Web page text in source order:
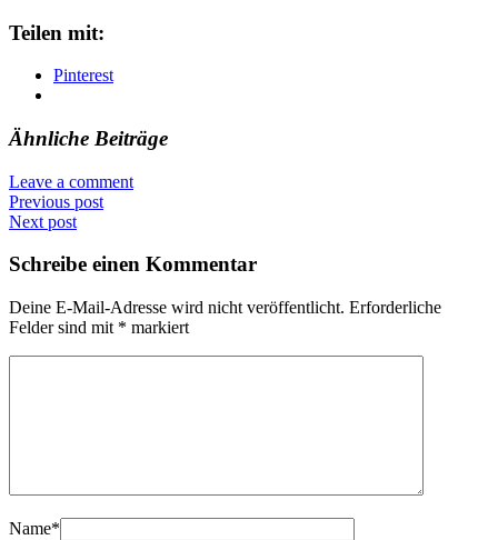
Teilen mit:
Pinterest
Ähnliche Beiträge
Leave a comment
Previous post
Next post
Schreibe einen Kommentar
Deine E-Mail-Adresse wird nicht veröffentlicht. Erforderliche
Felder sind mit * markiert
Name*